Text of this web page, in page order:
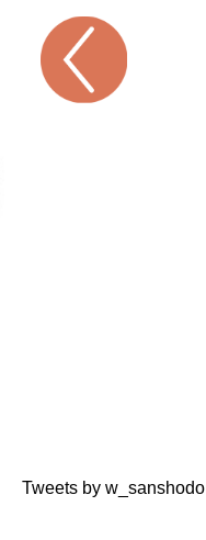
Tweets by w_sanshodo